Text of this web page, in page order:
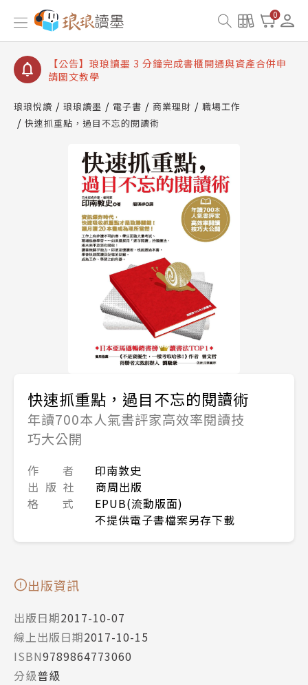
0
【公告】琅琅讀墨數位閱讀資產合併與書櫃開通申請
【公告】琅琅讀墨書櫃開通常見問題
【公告】琅琅讀墨 3 分鐘完成書櫃開通與資產合併申
請圖文教學
查詢
【公告】琅琅讀墨數位閱讀資產合併與書櫃開通申請
琅琅悅讀 琅琅讀墨 電子書 商業理財
職場工作
快速抓重點，過目不忘的閱讀術
快速抓重點，過目不忘的閱讀術
年讀700本人氣書評家高效率閱讀技
巧大公開
作 者
印南敦史
出 版 社
商周出版
格 式
EPUB(流動版面)
不提供電子書檔案另存下載
出版資訊
出版日期2017-10-07
線上出版日期2017-10-15
ISBN9789864773060
分級普級